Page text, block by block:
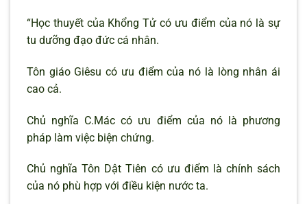
“Học thuyết của Khổng Tử có ưu điểm của nó là sự
tu dưỡng đạo đức cá nhân.
Tôn giáo Giêsu có ưu điểm của nó là lòng nhân ái
cao cả.
Chủ nghĩa C.Mác có ưu điểm của nó là phương
pháp làm việc biện chứng.
Chủ nghĩa Tôn Dật Tiên có ưu điểm là chính sách
của nó phù hợp với điều kiện nước ta.